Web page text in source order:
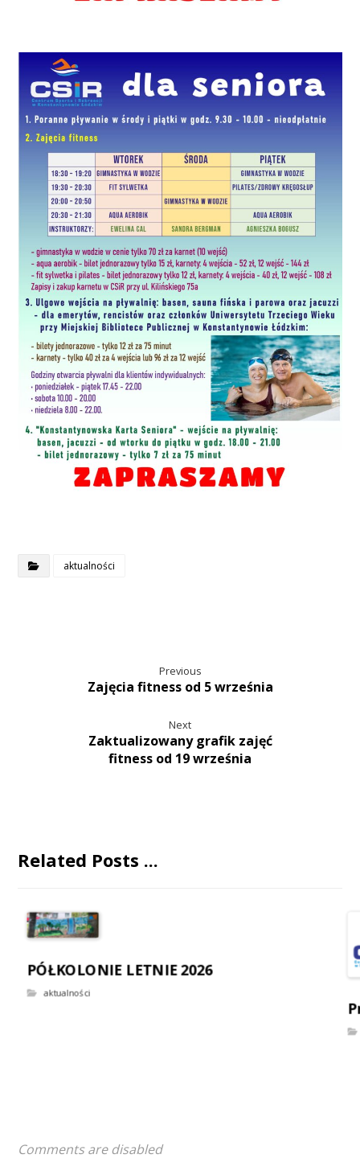
aktualności
Previous
Zajęcia fitness od 5 września
Next
Zaktualizowany grafik zajęć
fitness od 19 września
Related Posts ...
PÓŁKOLONIE LETNIE 2026
aktualności
Comments are disabled